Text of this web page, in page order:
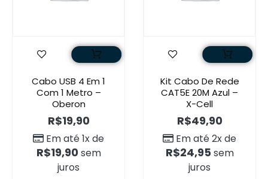
Cabo USB 4 Em 1
Com 1 Metro –
Oberon
R$19,90
Em até 1x de
R$19,90 sem
juros
Kit Cabo De Rede
CAT5E 20M Azul –
X-Cell
R$49,90
Em até 2x de
R$24,95 sem
juros